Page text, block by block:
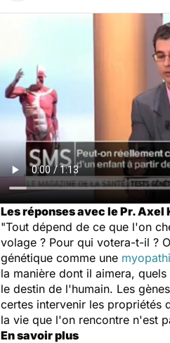
Les réponses avec le Pr.
"Tout dépend de ce que l'on
volage ? Pour qui votera-t-il ?
génétique comme une
la manière dont il aimera,
le destin de l'humain. Les
certes intervenir les propriétés
la vie que l'on rencontre n'est
En savoir plus